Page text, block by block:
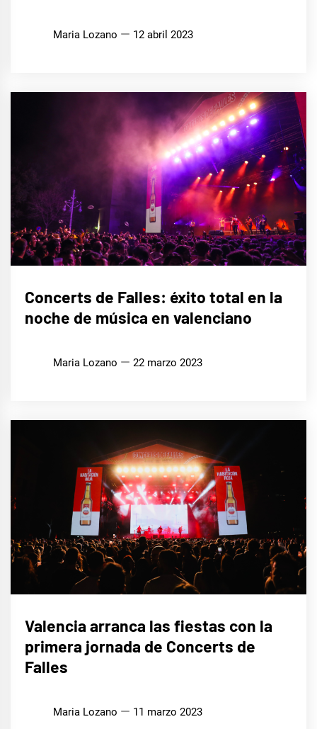
Maria Lozano 12 abril 2023
Concerts de Falles: éxito total en la
noche de música en valenciano
Maria Lozano 22 marzo 2023
Valencia arranca las fiestas con la
primera jornada de Concerts de
Falles
Maria Lozano 11 marzo 2023